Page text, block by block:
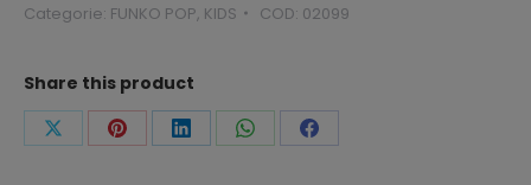
Categorie: FUNKO POP, KIDS COD: 02099
Share this product
CondividiCondividiCondividiCondividiCondividi